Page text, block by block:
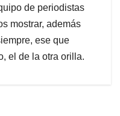
de periodistas
mostrar, además
ese que
el de la otra orilla.